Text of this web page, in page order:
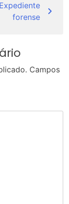
Expediente
forense
Campos